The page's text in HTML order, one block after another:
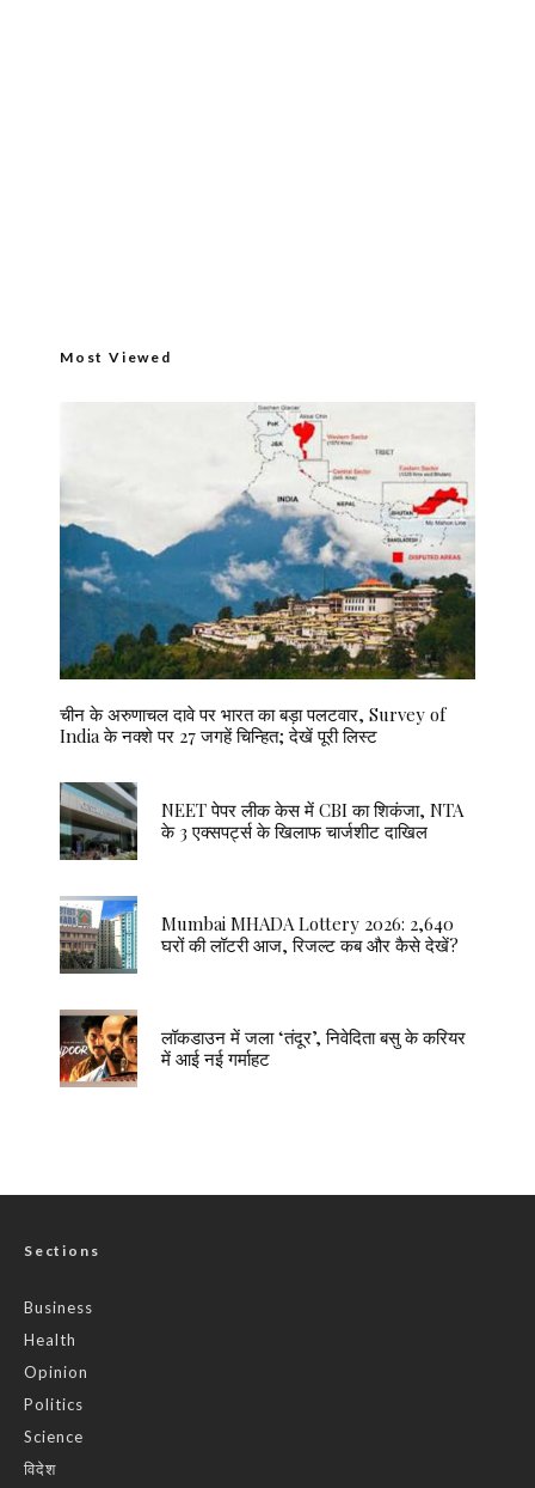
Most Viewed
चीन के अरुणाचल दावे पर भारत का बड़ा पलटवार, Survey of
India के नक्शे पर 27 जगहें चिन्हित; देखें पूरी लिस्ट
NEET पेपर लीक केस में CBI का शिकंजा, NTA
के 3 एक्सपर्ट्स के खिलाफ चार्जशीट दाखिल
Mumbai MHADA Lottery 2026: 2,640
घरों की लॉटरी आज, रिजल्ट कब और कैसे देखें?
लॉकडाउन में जला ‘तंदूर’, निवेदिता बसु के करियर
में आई नई गर्माहट
Sections
Business
Health
Opinion
Politics
Science
विदेश